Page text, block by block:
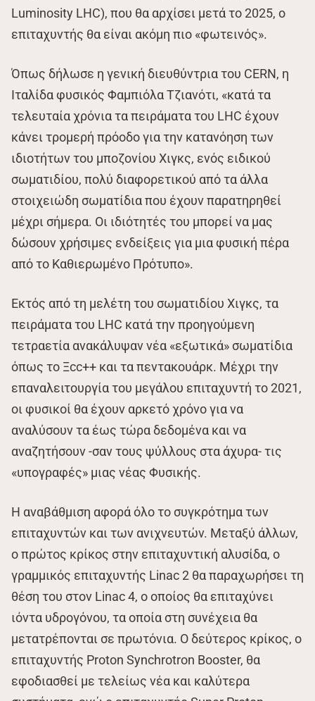
Luminosity LHC), που θα αρχίσει μετά το 2025, ο
επιταχυντής θα είναι ακόμη πιο «φωτεινός».
Όπως δήλωσε η γενική διευθύντρια του CERN, η
Ιταλίδα φυσικός Φαμπιόλα Τζιανότι, «κατά τα
τελευταία χρόνια τα πειράματα του LHC έχουν
κάνει τρομερή πρόοδο για την κατανόηση των
ιδιοτήτων του μποζονίου Χιγκς, ενός ειδικού
σωματιδίου, πολύ διαφορετικού από τα άλλα
στοιχειώδη σωματίδια που έχουν παρατηρηθεί
μέχρι σήμερα. Οι ιδιότητές του μπορεί να μας
δώσουν χρήσιμες ενδείξεις για μια φυσική πέρα
από το Καθιερωμένο Πρότυπο».
Εκτός από τη μελέτη του σωματιδίου Χιγκς, τα
πειράματα του LHC κατά την προηγούμενη
τετραετία ανακάλυψαν νέα «εξωτικά» σωματίδια
όπως το Ξcc++ και τα πεντακουάρκ. Μέχρι την
επαναλειτουργία του μεγάλου επιταχυντή το 2021,
οι φυσικοί θα έχουν αρκετό χρόνο για να
αναλύσουν τα έως τώρα δεδομένα και να
αναζητήσουν -σαν τους ψύλλους στα άχυρα- τις
«υπογραφές» μιας νέας Φυσικής.
Η αναβάθμιση αφορά όλο το συγκρότημα των
επιταχυντών και των ανιχνευτών. Μεταξύ άλλων,
ο πρώτος κρίκος στην επιταχυντική αλυσίδα, ο
γραμμικός επιταχυντής Linac 2 θα παραχωρήσει τη
θέση του στον Linac 4, ο οποίος θα επιταχύνει
ιόντα υδρογόνου, τα οποία στη συνέχεια θα
μετατρέπονται σε πρωτόνια. Ο δεύτερος κρίκος, ο
επιταχυντής Proton Synchrotron Booster, θα
εφοδιασθεί με τελείως νέα και καλύτερα